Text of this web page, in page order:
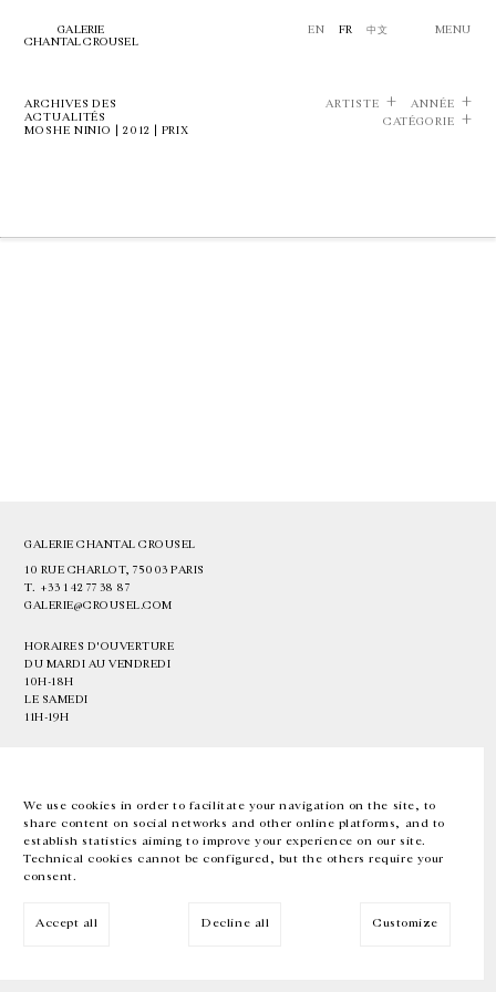
We use cookies in order to facilitate your navigation on the site, to
share content on social networks and other online platforms, and to
establish statistics aiming to improve your experience on our site.
Technical cookies cannot be configured, but the others require your
consent.
Accept all Decline all Customize
GALERIE
CHANTAL CROUSEL
EN FR 中文 MENU
ARCHIVES DES
ACTUALITÉS
MOSHE NINIO | 2012 | PRIX
ARTISTE
ANNÉE
CATÉGORIE
GALERIE CHANTAL CROUSEL
10 RUE CHARLOT, 75003 PARIS
T. +33 1 42 77 38 87
GALERIE@CROUSEL.COM
HORAIRES D'OUVERTURE
DU MARDI AU VENDREDI
10H-18H
LE SAMEDI
11H-19H
EN FR 中文 Facebook Instagram
Inscrivez-vous à notre newsletter